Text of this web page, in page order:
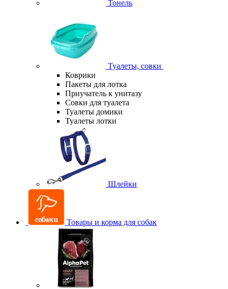
Тонель
Туалеты, совки
Коврики
Пакеты для лотка
Приучатель к унитазу
Совки для туалета
Туалеты домики
Туалеты лотки
Шлейки
Товары и корма для собак